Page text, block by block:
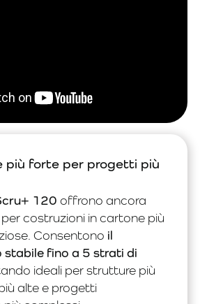
più forte per progetti più
120 offrono ancora
costruzioni in cartone più
Consentono il
stabile fino a 5 strati di
ideali per strutture più
alte e progetti